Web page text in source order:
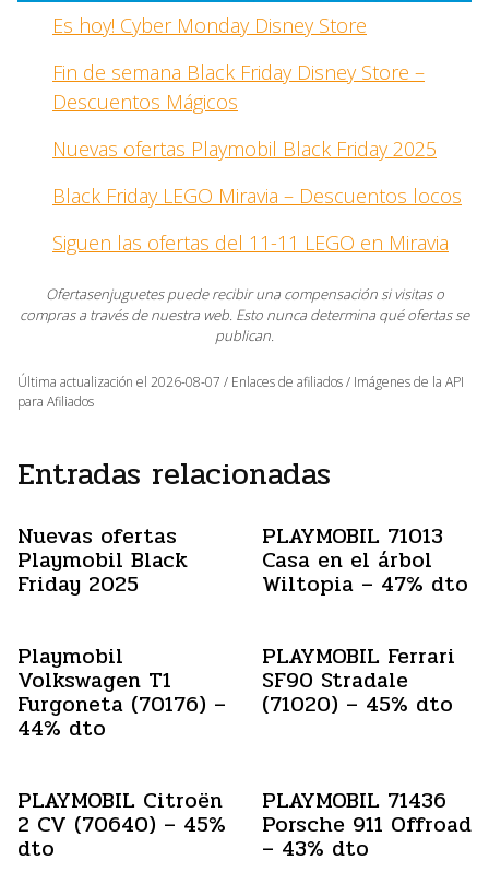
Es hoy! Cyber Monday Disney Store
Fin de semana Black Friday Disney Store –
Descuentos Mágicos
Nuevas ofertas Playmobil Black Friday 2025
Black Friday LEGO Miravia – Descuentos locos
Siguen las ofertas del 11-11 LEGO en Miravia
Ofertasenjuguetes puede recibir una compensación si visitas o
compras a través de nuestra web. Esto nunca determina qué ofertas se
publican.
Última actualización el 2026-08-07 / Enlaces de afiliados / Imágenes de la API
para Afiliados
Entradas relacionadas
Nuevas ofertas
Playmobil Black
Friday 2025
PLAYMOBIL 71013
Casa en el árbol
Wiltopia – 47% dto
Playmobil
Volkswagen T1
Furgoneta (70176) –
44% dto
PLAYMOBIL Ferrari
SF90 Stradale
(71020) – 45% dto
PLAYMOBIL Citroën
2 CV (70640) – 45%
dto
PLAYMOBIL 71436
Porsche 911 Offroad
– 43% dto